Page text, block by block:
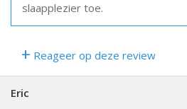
slaapplezier toe.
+ Reageer op deze review
Eric